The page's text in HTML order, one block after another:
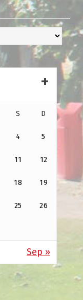
S D
4 5
11 12
18 19
25 26
Sep »